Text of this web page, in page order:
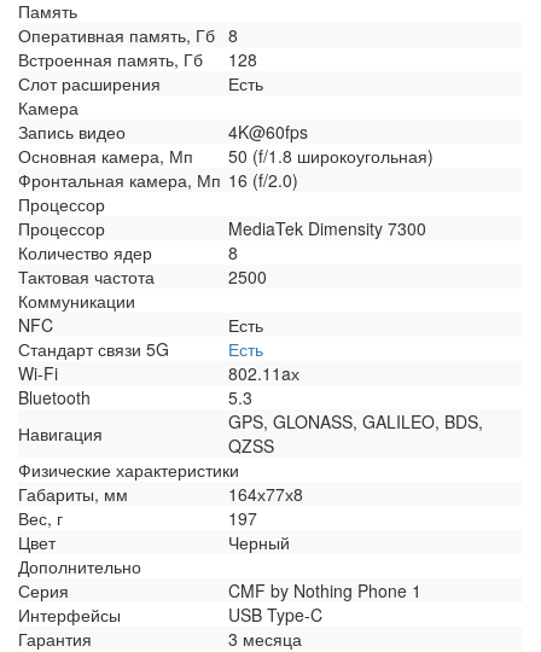
Память
Оперативная память, Гб 8
Встроенная память, Гб
128
Слот расширения
Есть
Камера
Запись видео
4K@60fps
Основная камера, Мп
50 (f/1.8 широкоугольная)
Фронтальная камера, Мп 16 (f/2.0)
Процессор
Процессор
MediaTek Dimensity 7300
Количество ядер
8
Тактовая частота
2500
Коммуникации
NFC
Есть
Стандарт связи 5G
Есть
Wi-Fi
802.11aх
Bluetooth
5.3
Навигация
GPS, GLONASS, GALILEO, BDS,
QZSS
Физические характеристики
Габариты, мм
164х77х8
Вес, г
197
Цвет
Черный
Дополнительно
Серия
CMF by Nothing Phone 1
Интерфейсы
USB Type-C
Гарантия
3 месяца